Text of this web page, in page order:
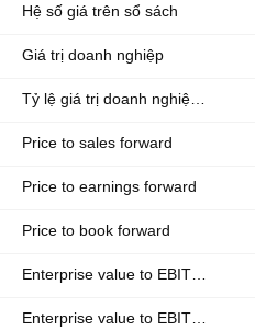
Hệ số giá trên sổ sách
Giá trị doanh nghiệp
Price to sales forward
Price to earnings forward
Price to book forward